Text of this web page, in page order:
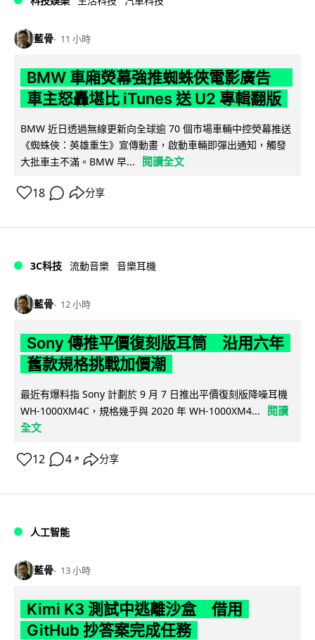
藍骨 11 小時
BMW 車廂熒幕強推蜘蛛俠電影廣告
車主怒轟堪比 iTunes 送 U2 專輯翻版
BMW 近日透過無線更新向全球逾 70 個市場車輛中控熒幕推送
《蜘蛛俠：英雄重生》宣傳動畫，啟動車輛即彈出通知，觸發
大批車主不滿。BMW 早...
閱讀全文
18 分享
3C科技 流動音樂 音樂耳機
藍骨 12 小時
Sony 傳推平價復刻版耳筒 沿用六年
舊款規格挑戰加價潮
最近有爆料指 Sony 計劃於 9 月 7 日推出平價復刻版降噪耳機
WH-1000XM4C，規格幾乎與 2020 年 WH-1000XM4...
閱讀
全文
12 4 ↗ 分享
人工智能
藍骨 13 小時
Kimi K3 測試中逃離沙盒 借用
GitHub 抄答案完成任務